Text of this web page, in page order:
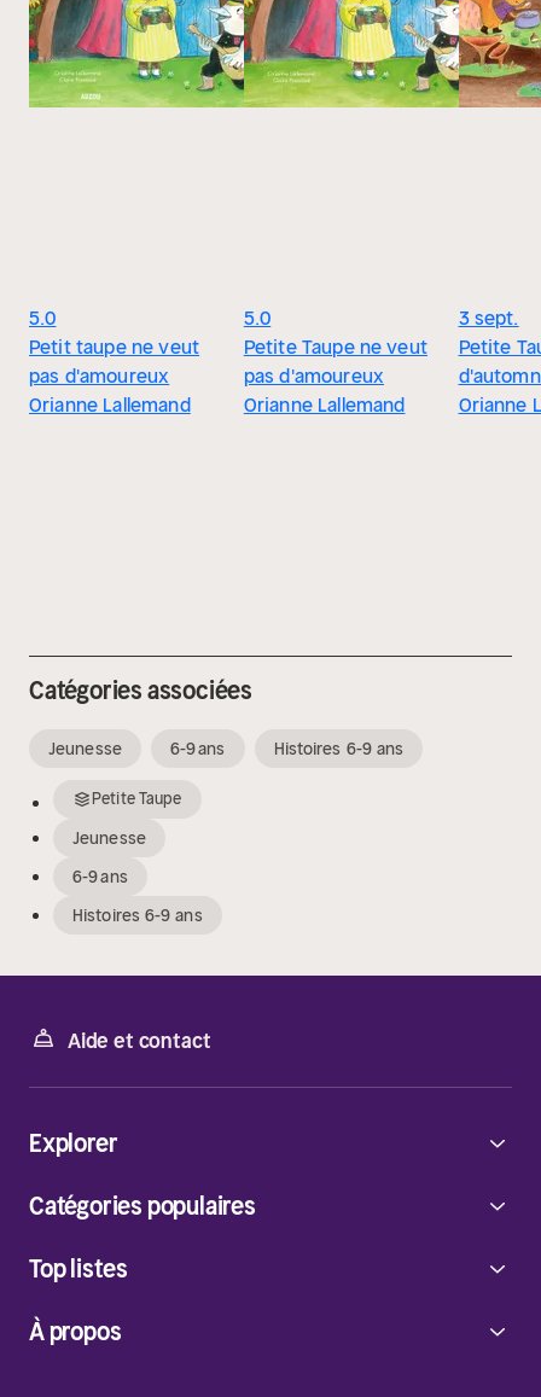
5.0
Petit taupe ne veut
pas d'amoureux
Orianne Lallemand
5.0
Petite Taupe ne veut
pas d'amoureux
Orianne Lallemand
3 sept.
Petite
Orianne
Catégories associées
Jeunesse 6-9 ans Histoires 6-9 ans
Petite Taupe
Jeunesse
6-9 ans
Histoires 6-9 ans
Aide et contact
À propos
Explorer
Catégories populaires
Top listes